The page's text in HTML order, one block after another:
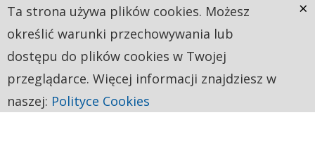
Ta strona używa plików cookies. Możesz
określić warunki przechowywania lub
dostępu do plików cookies w Twojej
przeglądarce. Więcej informacji znajdziesz w
naszej: Polityce Cookies
×